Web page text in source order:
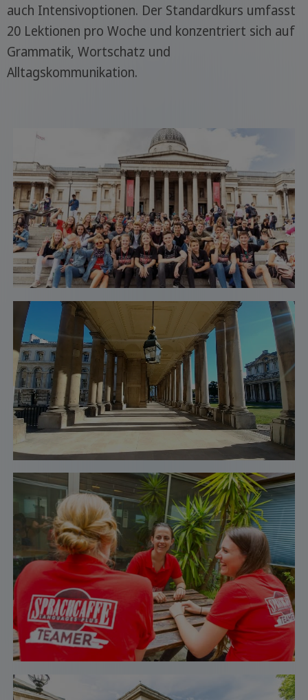
auch Intensivoptionen. Der Standardkurs umfasst
20 Lektionen pro Woche und konzentriert sich auf
Grammatik, Wortschatz und
Alltagskommunikation.